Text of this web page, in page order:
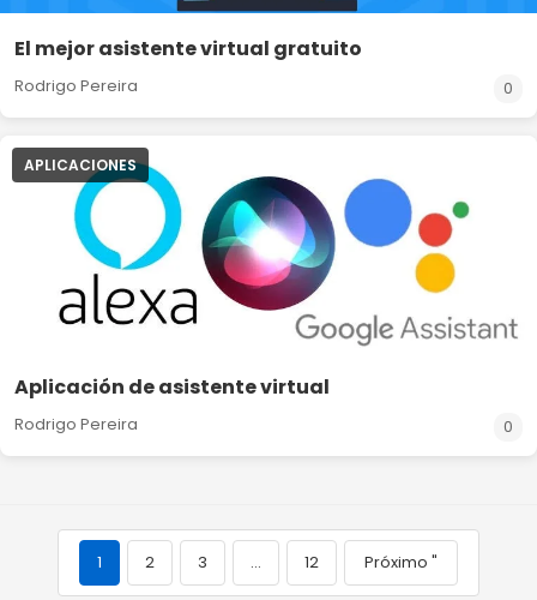
El mejor asistente virtual gratuito
Rodrigo Pereira 0
APLICACIONES
Aplicación de asistente virtual
Rodrigo Pereira 0
1 2 3 … 12 Próximo "